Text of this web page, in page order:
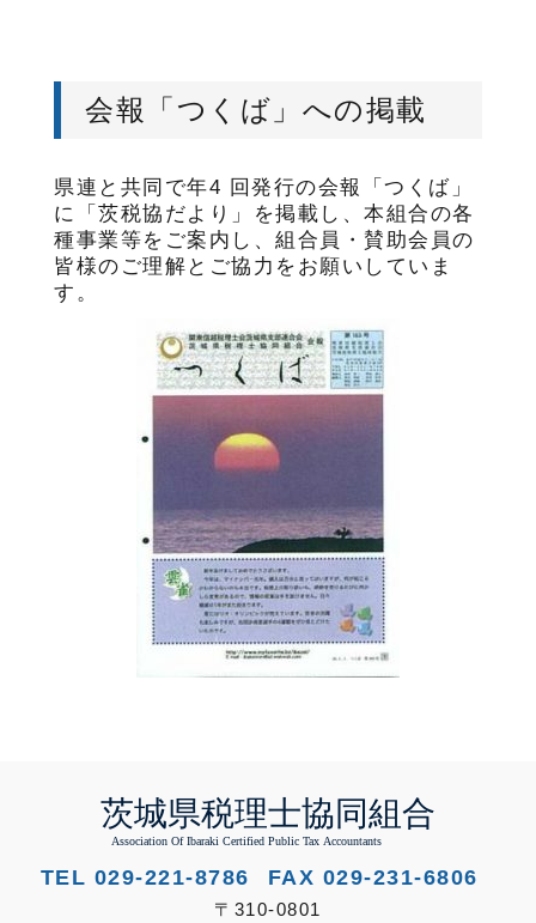
会報「つくば」への掲載
県連と共同で年4 回発行の会報「つくば」
に「茨税協だより」を掲載し、本組合の各
種事業等をご案内し、組合員・賛助会員の
皆様のご理解とご協力をお願いしていま
す。
TEL 029-221-8786 FAX 029-231-6806
〒310-0801